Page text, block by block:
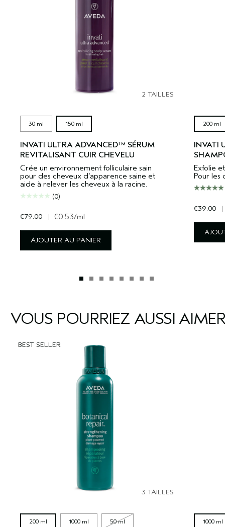
2 TAILLES
30 ml 150 ml
INVATI ULTRA ADVANCED™ SÉRUM
REVITALISANT CUIR CHEVELU
Crée un environnement folliculaire sain
pour des cheveux d’apparence saine et
aide à relever les cheveux à la racine.
(0)
€79.00 | €0.53/ml
AJOUTER AU PANIER
200 ml
INVATI
Exfolie
Pour les
€39.00 |
VOUS POURRIEZ AUSSI AIMER
BEST SELLER
3 TAILLES
200 ml 1000 ml 50 ml 1000 ml